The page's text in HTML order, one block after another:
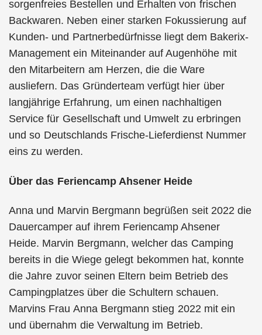
sorgenfreies Bestellen und Erhalten von frischen
Backwaren. Neben einer starken Fokussierung auf
Kunden- und Partnerbedürfnisse liegt dem Bakerix-
Management ein Miteinander auf Augenhöhe mit
den Mitarbeitern am Herzen, die die Ware
ausliefern. Das Gründerteam verfügt hier über
langjährige Erfahrung, um einen nachhaltigen
Service für Gesellschaft und Umwelt zu erbringen
und so Deutschlands Frische-Lieferdienst Nummer
eins zu werden.
Über das Feriencamp Ahsener Heide
Anna und Marvin Bergmann begrüßen seit 2022 die
Dauercamper auf ihrem Feriencamp Ahsener
Heide. Marvin Bergmann, welcher das Camping
bereits in die Wiege gelegt bekommen hat, konnte
die Jahre zuvor seinen Eltern beim Betrieb des
Campingplatzes über die Schultern schauen.
Marvins Frau Anna Bergmann stieg 2022 mit ein
und übernahm die Verwaltung im Betrieb.